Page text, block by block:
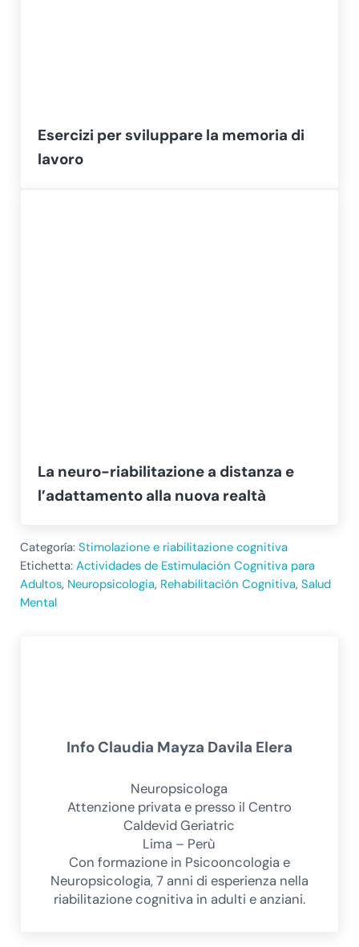
Esercizi per sviluppare la memoria di
lavoro
La neuro-riabilitazione a distanza e
l’adattamento alla nuova realtà
Categoría: Stimolazione e riabilitazione cognitiva
Etichetta: Actividades de Estimulación Cognitiva para
Adultos, Neuropsicologia, Rehabilitación Cognitiva, Salud
Mental
Info Claudia Mayza Davila Elera
Neuropsicologa
Attenzione privata e presso il Centro
Caldevid Geriatric
Lima – Perù
Con formazione in Psicooncologia e
Neuropsicologia, 7 anni di esperienza nella
riabilitazione cognitiva in adulti e anziani.